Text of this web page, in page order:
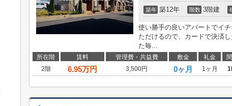
築年 築12年 階数 3階建
使い勝手の良いアパートでイ
ただけるので、カードで決済
た毎...
所在階 賃料 管理費・共益費 敷金 礼金
2階
6.95万円 3,500円 0ヶ月 1ヶ月